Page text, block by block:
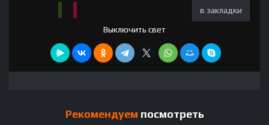
в закладки
Выключить свет
Рекомендуем посмотреть